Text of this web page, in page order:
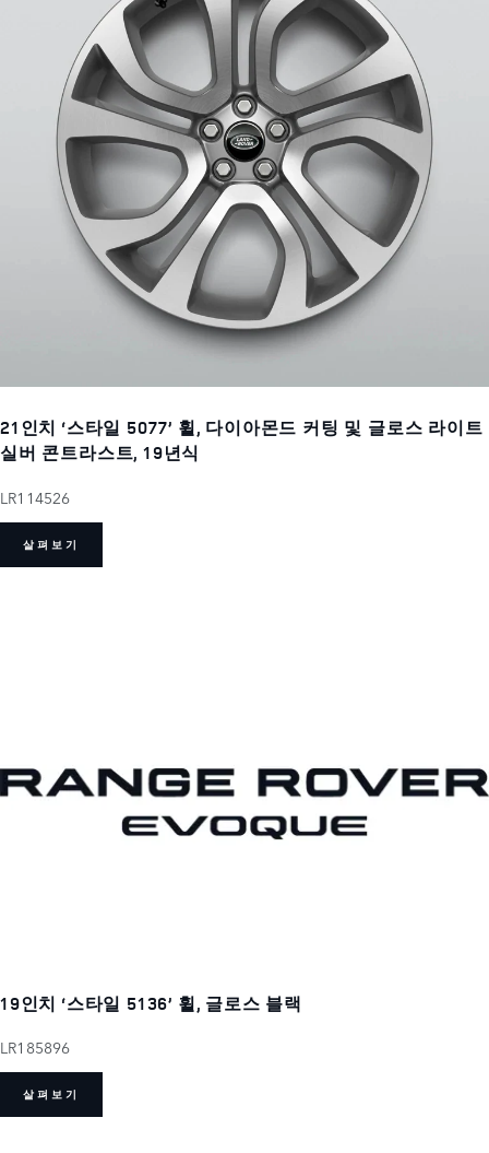
21인치 ‘스타일 5077’ 휠, 다이아몬드 커팅 및 글로스 라이트
실버 콘트라스트, 19년식
LR114526
살펴보기
19인치 ‘스타일 5136’ 휠, 글로스 블랙
LR185896
살펴보기